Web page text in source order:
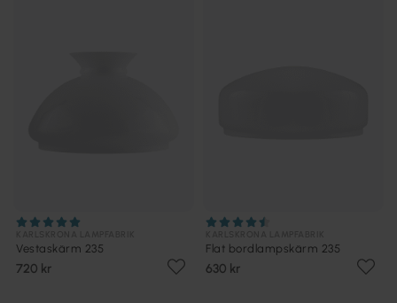
Vestaskärm 235
720 kr
Flat bordlampskärm 235
630 kr